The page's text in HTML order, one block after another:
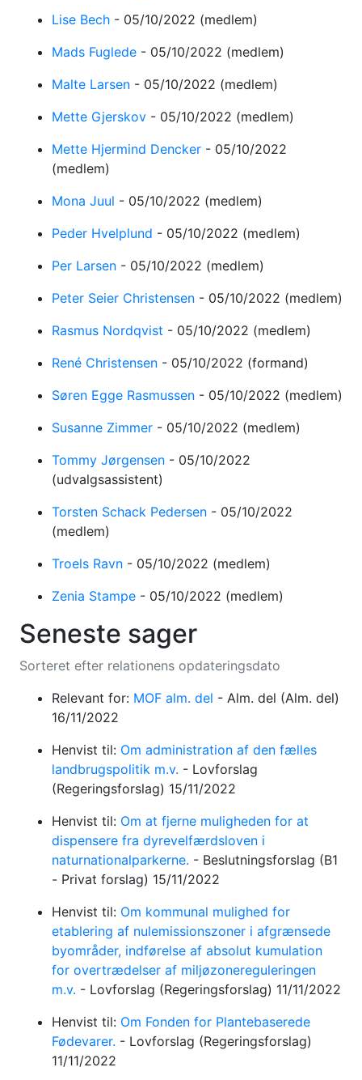
Lise Bech - 05/10/2022 (medlem)
Mads Fuglede - 05/10/2022 (medlem)
Malte Larsen - 05/10/2022 (medlem)
Mette Gjerskov - 05/10/2022 (medlem)
Mette Hjermind Dencker - 05/10/2022
(medlem)
Mona Juul - 05/10/2022 (medlem)
Peder Hvelplund - 05/10/2022 (medlem)
Per Larsen - 05/10/2022 (medlem)
Peter Seier Christensen - 05/10/2022 (medlem)
Rasmus Nordqvist - 05/10/2022 (medlem)
René Christensen - 05/10/2022 (formand)
Søren Egge Rasmussen - 05/10/2022 (medlem)
Susanne Zimmer - 05/10/2022 (medlem)
Tommy Jørgensen - 05/10/2022
(udvalgsassistent)
Torsten Schack Pedersen - 05/10/2022
(medlem)
Troels Ravn - 05/10/2022 (medlem)
Zenia Stampe - 05/10/2022 (medlem)
Seneste sager
Sorteret efter relationens opdateringsdato
Relevant for: MOF alm. del - Alm. del (Alm. del)
16/11/2022
Henvist til: Om administration af den fælles
landbrugspolitik m.v. - Lovforslag
(Regeringsforslag) 15/11/2022
Henvist til: Om at fjerne muligheden for at
dispensere fra dyrevelfærdsloven i
naturnationalparkerne. - Beslutningsforslag (B1
- Privat forslag) 15/11/2022
Henvist til: Om kommunal mulighed for
etablering af nulemissionszoner i afgrænsede
byområder, indførelse af absolut kumulation
for overtrædelser af miljøzonereguleringen
m.v. - Lovforslag (Regeringsforslag) 11/11/2022
Henvist til: Om Fonden for Plantebaserede
Fødevarer. - Lovforslag (Regeringsforslag)
11/11/2022